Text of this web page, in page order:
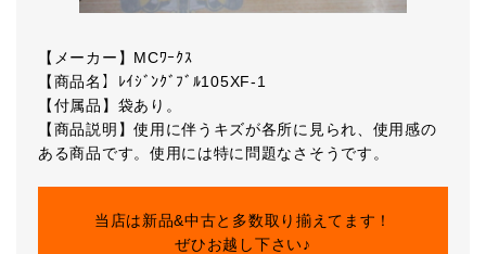
【メーカー】MCﾜｰｸｽ
【商品名】ﾚｲｼﾞﾝｸﾞﾌﾞﾙ105XF-1
【付属品】袋あり。
【商品説明】使用に伴うキズが各所に見られ、使用感の
ある商品です。使用には特に問題なさそうです。
当店は新品&中古と多数取り揃えてます！
ぜひお越し下さい♪